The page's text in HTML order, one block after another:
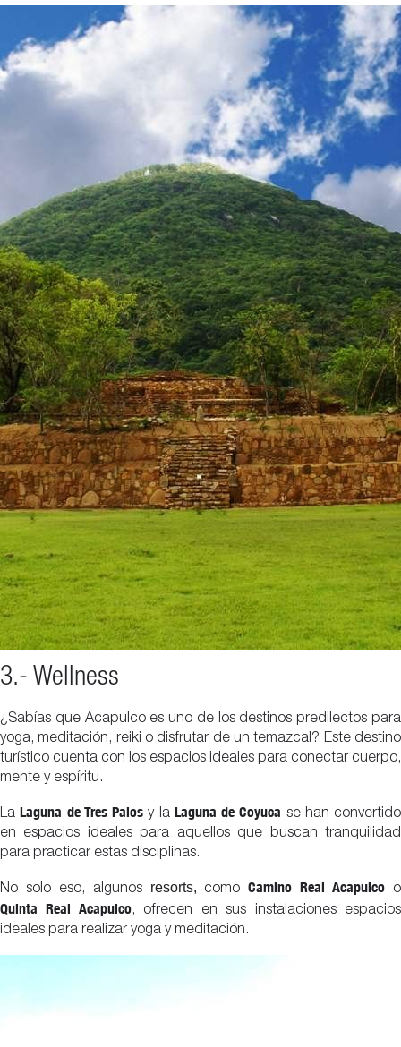
3.- Wellness
¿Sabías que Acapulco es uno de los destinos predilectos para
yoga, meditación, reiki o disfrutar de un temazcal? Este destino
turístico cuenta con los espacios ideales para conectar cuerpo,
mente y espíritu.
LaLaguna de Tres Palosy la Laguna de Coyuca se han convertido
en espacios ideales para aquellos que buscan tranquilidad
para practicar estas disciplinas.
No solo eso, algunos resorts, comoCamino Real Acapulco o
Quinta Real Acapulco, ofrecen en sus instalaciones espacios
ideales para realizar yoga y meditación.